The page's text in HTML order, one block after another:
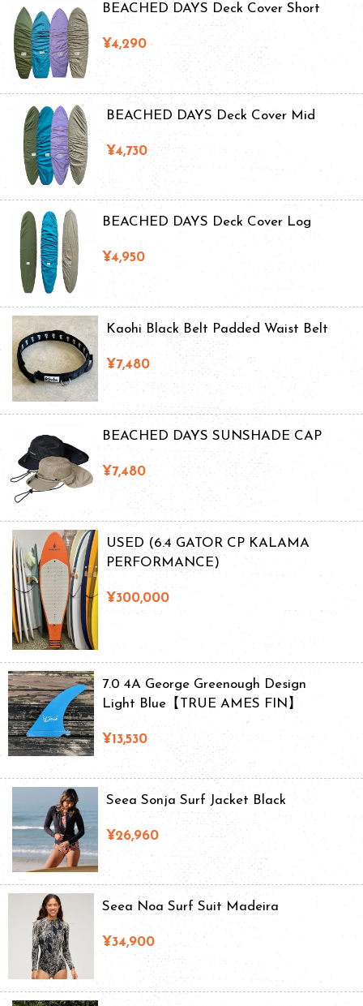
BEACHED DAYS Deck Cover Short
¥4,290
BEACHED DAYS Deck Cover Mid
¥4,730
BEACHED DAYS Deck Cover Log
¥4,950
Kaohi Black Belt Padded Waist Belt
¥7,480
BEACHED DAYS SUNSHADE CAP
¥7,480
USED (6.4 GATOR CP KALAMA
PERFORMANCE)
¥300,000
7.0 4A George Greenough Design
Light Blue【TRUE AMES FIN】
¥13,530
Seea Sonja Surf Jacket Black
¥26,960
Seea Noa Surf Suit Madeira
¥34,900